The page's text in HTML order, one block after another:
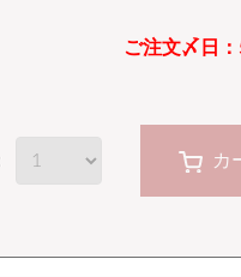
ご注文〆日
カ